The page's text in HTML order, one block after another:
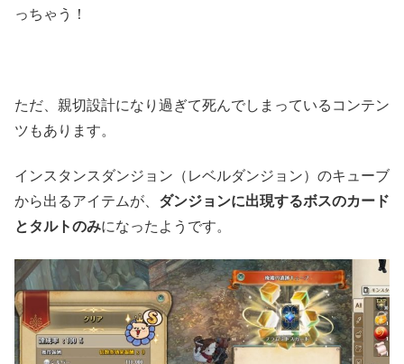
っちゃう！
ただ、親切設計になり過ぎて死んでしまっているコンテン
ツもあります。
インスタンスダンジョン（レベルダンジョン）のキューブ
から出るアイテムが、 ダンジョンに出現するボスのカード
とタルトのみになったようです。